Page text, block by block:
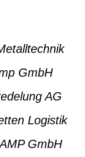
GmbH
AG
Logistik
GmbH